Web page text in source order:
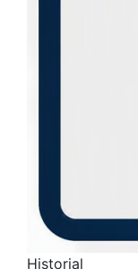
Historial